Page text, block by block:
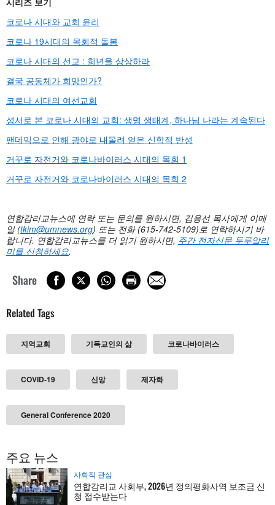
코로나 시대와 교회 윤리
코로나 19시대의 목회적 돌봄
코로나 시대의 선교 : 희년을 상상하라
결국 공동체가 희망인가?
코로나 시대의 여선교회
성서로 본 코로나 시대의 교회: 생명 생태계, 하나님 나라는 계속된다
팬데믹으로 인해 광야로 내몰려 얻은 신학적 반성
거꾸로 자전거와 코로나바이러스 시대의 목회 1
거꾸로 자전거와 코로나바이러스 시대의 목회 2
연합감리교뉴스에 연락 또는 문의를 원하시면, 김응선 목사에게 이메
일 (tkim@umnews.org) 또는 전화 (615-742-5109)로 연락하시기 바
랍니다. 연합감리교뉴스를 더 읽기 원하시면, 주간 전자신문 두루알리
미를 신청하세요.
Share
Related Tags
지역교회 기독교인의 삶 코로나바이러스
COVID-19 신앙 제자화
General Conference 2020
주요 뉴스
사회적 관심
연합감리교 사회부, 2026년 정의평화사역 보조금 신
청 접수받는다